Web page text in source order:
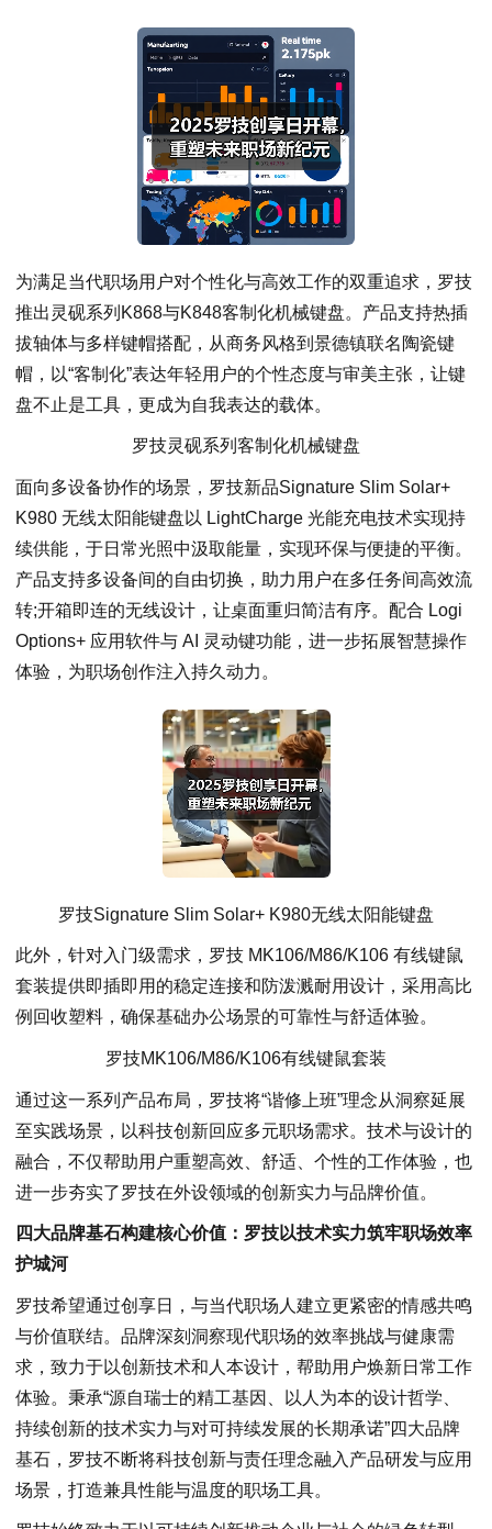
为满足当代职场用户对个性化与高效工作的双重追求，罗技
推出灵砚系列K868与K848客制化机械键盘。产品支持热插
拔轴体与多样键帽搭配，从商务风格到景德镇联名陶瓷键
帽，以“客制化”表达年轻用户的个性态度与审美主张，让键
盘不止是工具，更成为自我表达的载体。
罗技灵砚系列客制化机械键盘
面向多设备协作的场景，罗技新品Signature Slim Solar+
K980 无线太阳能键盘以 LightCharge 光能充电技术实现持
续供能，于日常光照中汲取能量，实现环保与便捷的平衡。
产品支持多设备间的自由切换，助力用户在多任务间高效流
转;开箱即连的无线设计，让桌面重归简洁有序。配合 Logi
Options+ 应用软件与 AI 灵动键功能，进一步拓展智慧操作
体验，为职场创作注入持久动力。
罗技Signature Slim Solar+ K980无线太阳能键盘
此外，针对入门级需求，罗技 MK106/M86/K106 有线键鼠
套装提供即插即用的稳定连接和防泼溅耐用设计，采用高比
例回收塑料，确保基础办公场景的可靠性与舒适体验。
罗技MK106/M86/K106有线键鼠套装
通过这一系列产品布局，罗技将“谐修上班”理念从洞察延展
至实践场景，以科技创新回应多元职场需求。技术与设计的
融合，不仅帮助用户重塑高效、舒适、个性的工作体验，也
进一步夯实了罗技在外设领域的创新实力与品牌价值。
四大品牌基石构建核心价值：罗技以技术实力筑牢职场效率
护城河
罗技希望通过创享日，与当代职场人建立更紧密的情感共鸣
与价值联结。品牌深刻洞察现代职场的效率挑战与健康需
求，致力于以创新技术和人本设计，帮助用户焕新日常工作
体验。秉承“源自瑞士的精工基因、以人为本的设计哲学、
持续创新的技术实力与对可持续发展的长期承诺”四大品牌
基石，罗技不断将科技创新与责任理念融入产品研发与应用
场景，打造兼具性能与温度的职场工具。